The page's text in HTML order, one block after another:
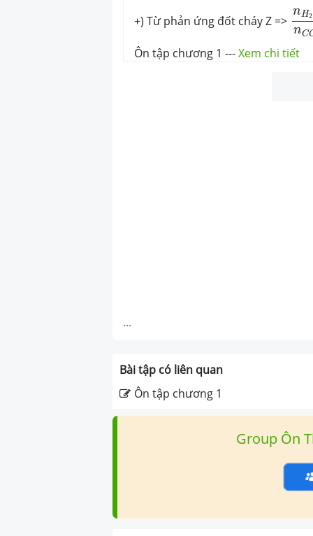
+) Từ phản ứng đốt cháy Z =>
nH2
nC
nH
Ôn tập chương 1 ---Xem chi tiết
...
Bài tập có liên quan
Ôn tập chương 1
Group Ôn